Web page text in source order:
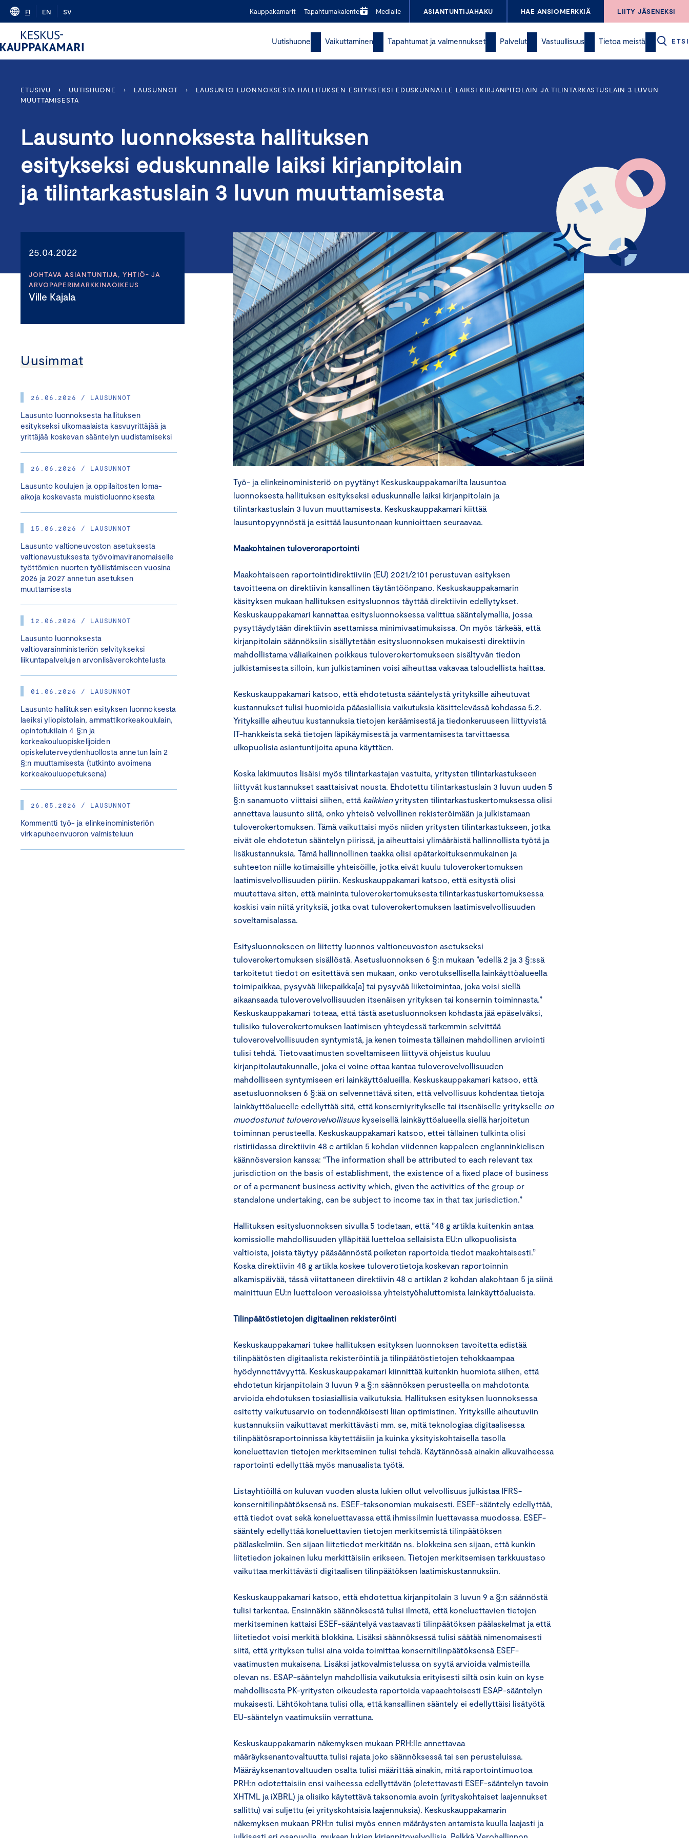
Skip
content
FI EN SV Kauppakamarit Tapahtumakalenteri Medialle ASIANTUNTIJAHAKU HAE ANSIOMERKKIÄ LIITY JÄSENEKSI
Uutishuone Vaikuttaminen Tapahtumat ja valmennukset Palvelut Vastuullisuus Tietoa meistä ETSI
ETUSIVU › UUTISHUONE › LAUSUNNOT ›
LAUSUNTO LUONNOKSESTA HALLITUKSEN ESITYKSEKSI EDUSKUNNALLE LAIKSI KIRJANPITOLAIN JA TILINTARKASTUSLAIN 3 LUVUN
MUUTTAMISESTA
Lausunto luonnoksesta hallituksen
esitykseksi eduskunnalle laiksi kirjanpitolain
ja tilintarkastuslain 3 luvun muuttamisesta
25.04.2022
JOHTAVA ASIANTUNTIJA, YHTIÖ- JA
ARVOPAPERIMARKKINAOIKEUS
Ville Kajala
Uusimmat
26.06.2026 / LAUSUNNOT
Lausunto luonnoksesta hallituksen
esitykseksi ulkomaalaista kasvuyrittäjää ja
yrittäjää koskevan sääntelyn uudistamiseksi
26.06.2026 / LAUSUNNOT
Lausunto koulujen ja oppilaitosten loma-
aikoja koskevasta muistioluonnoksesta
15.06.2026 / LAUSUNNOT
Lausunto valtioneuvoston asetuksesta
valtionavustuksesta työvoimaviranomaiselle
työttömien nuorten työllistämiseen vuosina
2026 ja 2027 annetun asetuksen
muuttamisesta
12.06.2026 / LAUSUNNOT
Lausunto luonnoksesta
valtiovarainministeriön selvitykseksi
liikuntapalvelujen arvonlisäverokohtelusta
01.06.2026 / LAUSUNNOT
Lausunto hallituksen esityksen luonnoksesta
laeiksi yliopistolain, ammattikorkeakoululain,
opintotukilain 4 §:n ja
korkeakouluopiskelijoiden
opiskeluterveydenhuollosta annetun lain 2
§:n muuttamisesta (tutkinto avoimena
korkeakouluopetuksena)
26.05.2026 / LAUSUNNOT
Kommentti työ- ja elinkeinoministeriön
virkapuheenvuoron valmisteluun
Työ- ja elinkeinoministeriö on pyytänyt Keskuskauppakamarilta lausuntoa
luonnoksesta hallituksen esitykseksi eduskunnalle laiksi kirjanpitolain ja
tilintarkastuslain 3 luvun muuttamisesta. Keskuskauppakamari kiittää
lausuntopyynnöstä ja esittää lausuntonaan kunnioittaen seuraavaa.
Maakohtainen tuloveroraportointi
Maakohtaiseen raportointidirektiiviin (EU) 2021/2101 perustuvan esityksen
tavoitteena on direktiivin kansallinen täytäntöönpano. Keskuskauppakamarin
käsityksen mukaan hallituksen esitysluonnos täyttää direktiivin edellytykset.
Keskuskauppakamari kannattaa esitysluonnoksessa valittua sääntelymallia, jossa
pysyttäydytään direktiivin asettamissa minimivaatimuksissa. On myös tärkeää, että
kirjanpitolain säännöksiin sisällytetään esitysluonnoksen mukaisesti direktiivin
mahdollistama väliaikainen poikkeus tuloverokertomukseen sisältyvän tiedon
julkistamisesta silloin, kun julkistaminen voisi aiheuttaa vakavaa taloudellista haittaa.
Keskuskauppakamari katsoo, että ehdotetusta sääntelystä yrityksille aiheutuvat
kustannukset tulisi huomioida pääasiallisia vaikutuksia käsittelevässä kohdassa 5.2.
Yrityksille aiheutuu kustannuksia tietojen keräämisestä ja tiedonkeruuseen liittyvistä
IT-hankkeista sekä tietojen läpikäymisestä ja varmentamisesta tarvittaessa
ulkopuolisia asiantuntijoita apuna käyttäen.
Koska lakimuutos lisäisi myös tilintarkastajan vastuita, yritysten tilintarkastukseen
liittyvät kustannukset saattaisivat nousta. Ehdotettu tilintarkastuslain 3 luvun uuden 5
§:n sanamuoto viittaisi siihen, että kaikkienyritysten tilintarkastuskertomuksessa olisi
annettava lausunto siitä, onko yhteisö velvollinen rekisteröimään ja julkistamaan
tuloverokertomuksen. Tämä vaikuttaisi myös niiden yritysten tilintarkastukseen, jotka
eivät ole ehdotetun sääntelyn piirissä, ja aiheuttaisi ylimääräistä hallinnollista työtä ja
lisäkustannuksia. Tämä hallinnollinen taakka olisi epätarkoituksenmukainen ja
suhteeton niille kotimaisille yhteisöille, jotka eivät kuulu tuloverokertomuksen
laatimisvelvollisuuden piiriin. Keskuskauppakamari katsoo, että esitystä olisi
muutettava siten, että maininta tuloverokertomuksesta tilintarkastuskertomuksessa
koskisi vain niitä yrityksiä, jotka ovat tuloverokertomuksen laatimisvelvollisuuden
soveltamisalassa.
Esitysluonnokseen on liitetty luonnos valtioneuvoston asetukseksi
tuloverokertomuksen sisällöstä. Asetusluonnoksen 6 §:n mukaan ”edellä 2 ja 3 §:ssä
tarkoitetut tiedot on esitettävä sen mukaan, onko verotuksellisella lainkäyttöalueella
toimipaikkaa, pysyvää liikepaikka[a] tai pysyvää liiketoimintaa, joka voisi siellä
aikaansaada tuloverovelvollisuuden itsenäisen yrityksen tai konsernin toiminnasta.”
Keskuskauppakamari toteaa, että tästä asetusluonnoksen kohdasta jää epäselväksi,
tulisiko tuloverokertomuksen laatimisen yhteydessä tarkemmin selvittää
tuloverovelvollisuuden syntymistä, ja kenen toimesta tällainen mahdollinen arviointi
tulisi tehdä. Tietovaatimusten soveltamiseen liittyvä ohjeistus kuuluu
kirjanpitolautakunnalle, joka ei voine ottaa kantaa tuloverovelvollisuuden
mahdolliseen syntymiseen eri lainkäyttöalueilla. Keskuskauppakamari katsoo, että
asetusluonnoksen 6 §:ää on selvennettävä siten, että velvollisuus kohdentaa tietoja
lainkäyttöalueelle edellyttää sitä, että konserniyritykselle tai itsenäiselle yritykselle on
muodostunut tuloverovelvollisuuskyseisellä lainkäyttöalueella siellä harjoitetun
toiminnan perusteella. Keskuskauppakamari katsoo, ettei tällainen tulkinta olisi
ristiriidassa direktiivin 48 c artiklan 5 kohdan viidennen kappaleen englanninkielisen
käännösversion kanssa: “The information shall be attributed to each relevant tax
jurisdiction on the basis of establishment, the existence of a fixed place of business
or of a permanent business activity which, given the activities of the group or
standalone undertaking, can be subject to income tax in that tax jurisdiction.”
Hallituksen esitysluonnoksen sivulla 5 todetaan, että ”48 g artikla kuitenkin antaa
komissiolle mahdollisuuden ylläpitää luetteloa sellaisista EU:n ulkopuolisista
valtioista, joista täytyy pääsäännöstä poiketen raportoida tiedot maakohtaisesti.”
Koska direktiivin 48 g artikla koskee tuloverotietoja koskevan raportoinnin
alkamispäivää, tässä viitattaneen direktiivin 48 c artiklan 2 kohdan alakohtaan 5 ja siinä
mainittuun EU:n luetteloon veroasioissa yhteistyöhaluttomista lainkäyttöalueista.
Tilinpäätöstietojen digitaalinen rekisteröinti
Keskuskauppakamari tukee hallituksen esityksen luonnoksen tavoitetta edistää
tilinpäätösten digitaalista rekisteröintiä ja tilinpäätöstietojen tehokkaampaa
hyödynnettävyyttä. Keskuskauppakamari kiinnittää kuitenkin huomiota siihen, että
ehdotetun kirjanpitolain 3 luvun 9 a §:n säännöksen perusteella on mahdotonta
arvioida ehdotuksen tosiasiallisia vaikutuksia. Hallituksen esityksen luonnoksessa
esitetty vaikutusarvio on todennäköisesti liian optimistinen. Yrityksille aiheutuviin
kustannuksiin vaikuttavat merkittävästi mm. se, mitä teknologiaa digitaalisessa
tilinpäätösraportoinnissa käytettäisiin ja kuinka yksityiskohtaisella tasolla
koneluettavien tietojen merkitseminen tulisi tehdä. Käytännössä ainakin alkuvaiheessa
raportointi edellyttää myös manuaalista työtä.
Listayhtiöillä on kuluvan vuoden alusta lukien ollut velvollisuus julkistaa IFRS-
konsernitilinpäätöksensä ns. ESEF-taksonomian mukaisesti. ESEF-sääntely edellyttää,
että tiedot ovat sekä koneluettavassa että ihmissilmin luettavassa muodossa. ESEF-
sääntely edellyttää koneluettavien tietojen merkitsemistä tilinpäätöksen
päälaskelmiin. Sen sijaan liitetiedot merkitään ns. blokkeina sen sijaan, että kunkin
liitetiedon jokainen luku merkittäisiin erikseen. Tietojen merkitsemisen tarkkuustaso
vaikuttaa merkittävästi digitaalisen tilinpäätöksen laatimiskustannuksiin.
Keskuskauppakamari katsoo, että ehdotettua kirjanpitolain 3 luvun 9 a §:n säännöstä
tulisi tarkentaa. Ensinnäkin säännöksestä tulisi ilmetä, että koneluettavien tietojen
merkitseminen kattaisi ESEF-sääntelyä vastaavasti tilinpäätöksen päälaskelmat ja että
liitetiedot voisi merkitä blokkina. Lisäksi säännöksessä tulisi säätää nimenomaisesti
siitä, että yrityksen tulisi aina voida toimittaa konsernitilinpäätöksensä ESEF-
vaatimusten mukaisena. Lisäksi jatkovalmistelussa on syytä arvioida valmisteilla
olevan ns. ESAP-sääntelyn mahdollisia vaikutuksia erityisesti siltä osin kuin on kyse
mahdollisesta PK-yritysten oikeudesta raportoida vapaaehtoisesti ESAP-sääntelyn
mukaisesti. Lähtökohtana tulisi olla, että kansallinen sääntely ei edellyttäisi lisätyötä
EU-sääntelyn vaatimuksiin verrattuna.
Keskuskauppakamarin näkemyksen mukaan PRH:lle annettavaa
määräyksenantovaltuutta tulisi rajata joko säännöksessä tai sen perusteluissa.
Määräyksenantovaltuuden osalta tulisi määrittää ainakin, mitä raportointimuotoa
PRH:n odotettaisiin ensi vaiheessa edellyttävän (oletettavasti ESEF-sääntelyn tavoin
XHTML ja iXBRL) ja olisiko käytettävä taksonomia avoin (yrityskohtaiset laajennukset
sallittu) vai suljettu (ei yrityskohtaisia laajennuksia). Keskuskauppakamarin
näkemyksen mukaan PRH:n tulisi myös ennen määräysten antamista kuulla laajasti ja
julkisesti eri osapuolia, mukaan lukien kirjanpitovelvollisia. Pelkkä Verohallinnon,